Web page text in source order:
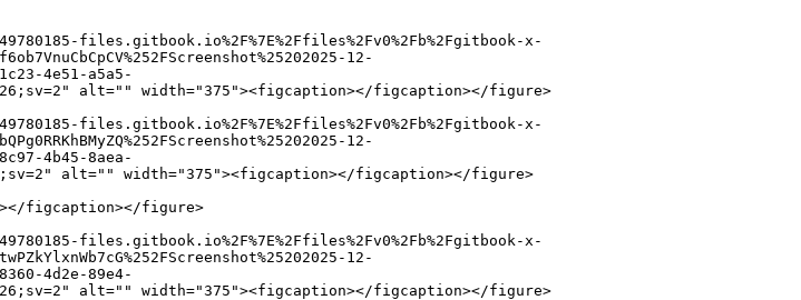
files.gitbook.io%2F%7E%2Ffiles%2Fv0%2Fb%2Fgitbook-x-
12-
1c23-4e51-a5a5-
alt="" width="375"><figcaption></figcaption></figure>
files.gitbook.io%2F%7E%2Ffiles%2Fv0%2Fb%2Fgitbook-x-
12-
8c97-4b45-8aea-
alt="" width="375"><figcaption></figcaption></figure>
figcaption></figure>
files.gitbook.io%2F%7E%2Ffiles%2Fv0%2Fb%2Fgitbook-x-
12-
8360-4d2e-89e4-
alt="" width="375"><figcaption></figcaption></figure>